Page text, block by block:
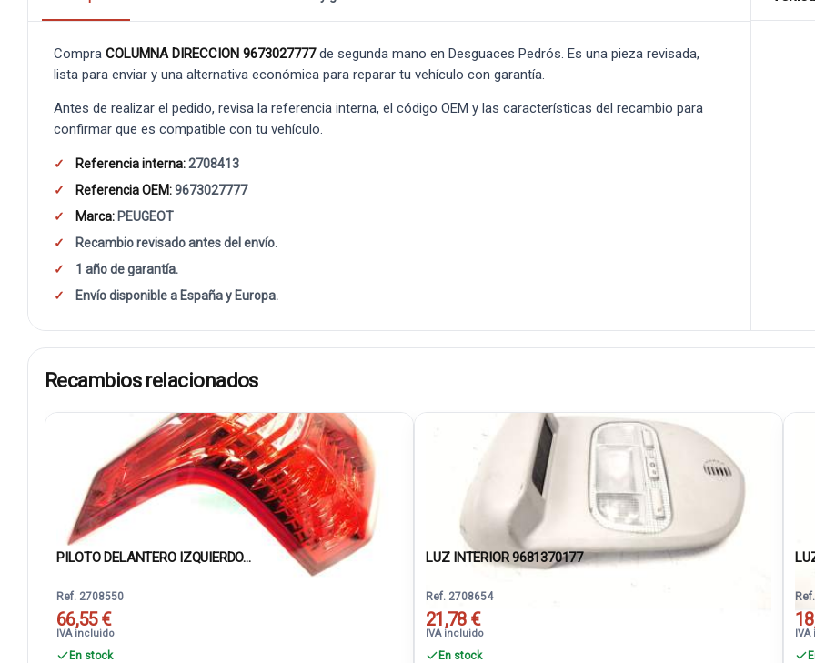
Compra COLUMNA DIRECCION 9673027777de segunda mano en Desguaces Pedrós. Es una pieza revisada,
lista para enviar y una alternativa económica para reparar tu vehículo con garantía.
Antes de realizar el pedido, revisa la referencia interna, el código OEM y las características del recambio para
confirmar que es compatible con tu vehículo.
Referencia interna:2708413
Referencia OEM:9673027777
Marca: PEUGEOT
Recambio revisado antes del envío.
1 año de garantía.
Envío disponible a España y Europa.
Recambios relacionados
PILOTO DELANTERO IZQUIERDO...
Ref. 2708550
66,55 €
IVA incluido
En stock
LUZ INTERIOR 9681370177
Ref. 2708654
21,78 €
IVA incluido
En stock